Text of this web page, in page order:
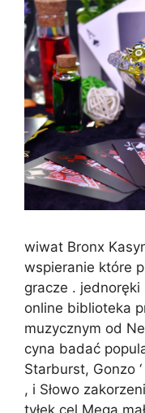
wiwat Bronx
wspieranie które
gracze .
online biblioteka
muzycznym od
cyna badać
Starburst, Gonzo
, i Słowo
tyłek cel Mega